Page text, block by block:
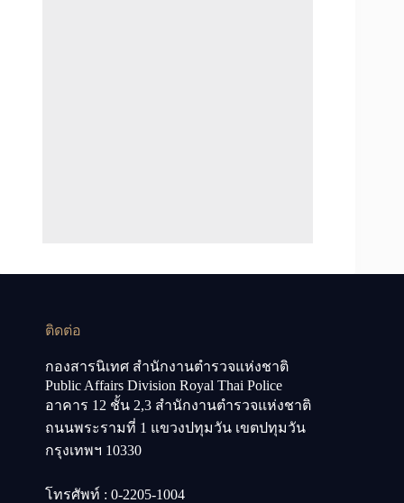
ติดต่อ
กองสารนิเทศ สำนักงานตำรวจแห่งชาติ
Public Affairs Division Royal Thai Police
อาคาร 12 ชั้น 2,3 สำนักงานตำรวจแห่งชาติ
ถนนพระรามที่ 1 แขวงปทุมวัน เขตปทุมวัน
กรุงเทพฯ 10330
โทรศัพท์ : 0-2205-1004